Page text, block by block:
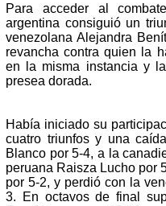
Para acceder al
argentina consiguió un
venezolana Alejandra
revancha contra quien la
en la misma instancia y
presea dorada.
Había iniciado su
cuatro triunfos y una
Blanco por 5-4, a la
peruana Raisza Lucho por
por 5-2, y perdió con la
3. En octavos de final